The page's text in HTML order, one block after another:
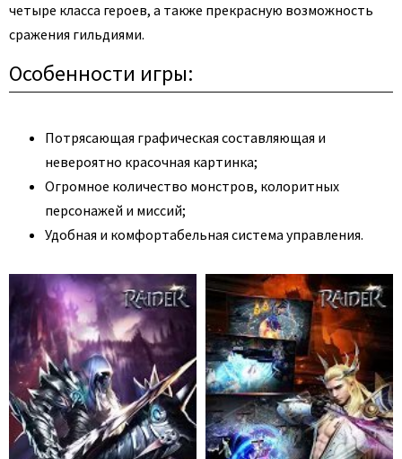
четыре класса героев, а также прекрасную возможность
сражения гильдиями.
Особенности игры:
Потрясающая графическая составляющая и
невероятно красочная картинка;
Огромное количество монстров, колоритных
персонажей и миссий;
Удобная и комфортабельная система управления.